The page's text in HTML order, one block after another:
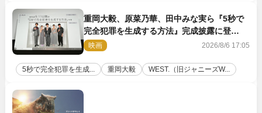
重岡大毅、原菜乃華、田中みな実ら『5秒で
完全犯罪を生成する方法』完成披露に登
壇！ それぞれのAI活用術も発表
映画 2026/8/6 17:05
5秒で完全犯罪を生成... 重岡大毅 WEST.（旧ジャニーズW...